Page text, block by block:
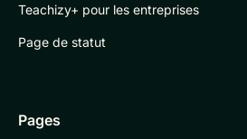
Teachizy+ pour les entreprises
Page de statut
Pages